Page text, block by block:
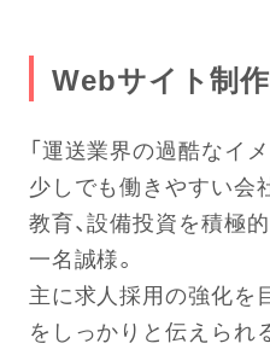
Webサイト制
「運送業界の過酷なイ
少しでも働きやすい会
教育、設備投資を積極
一名誠様。
主に求人採用の強化を
をしっかりと伝えられ